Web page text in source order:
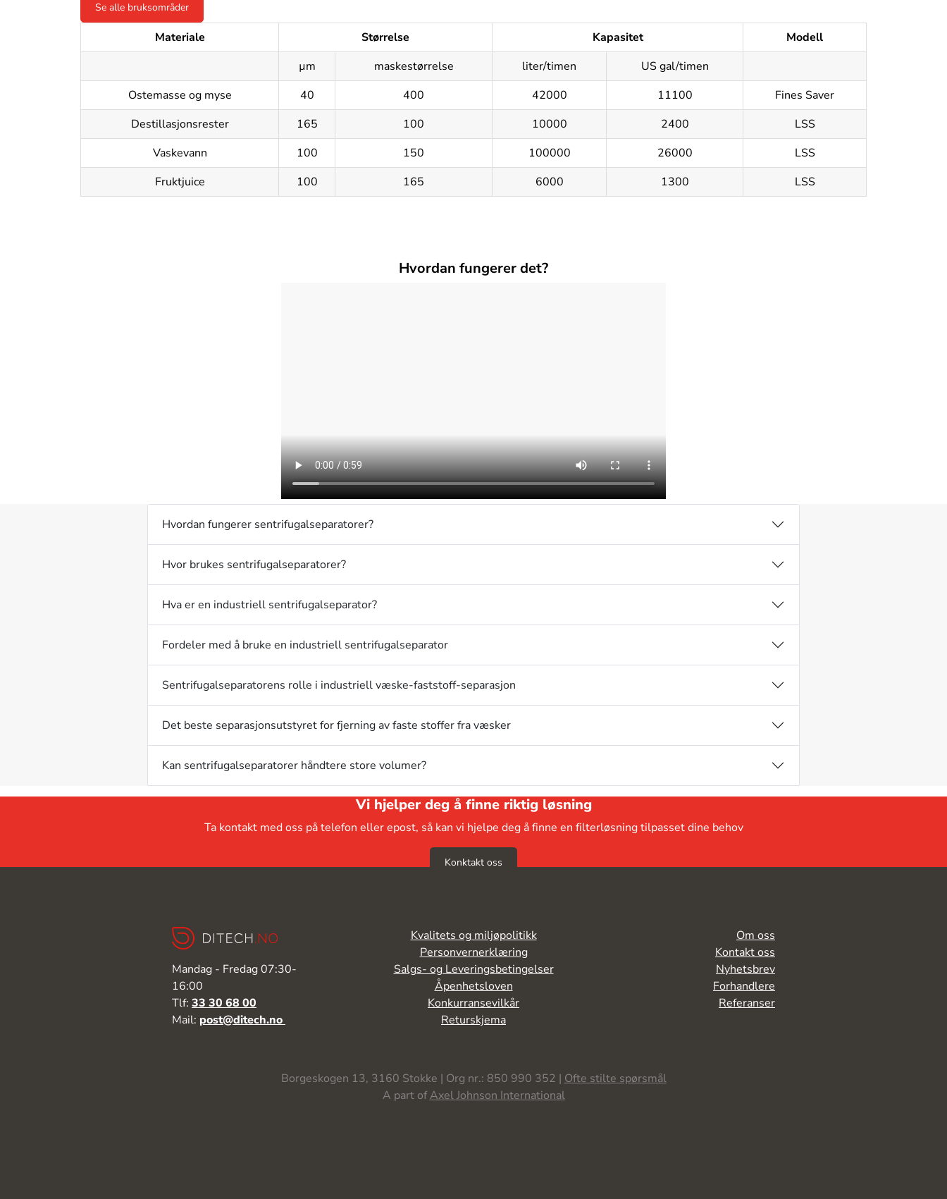
Se alle bruksområder
Materiale Størrelse Kapasitet
Modell
µm
maskestørrelse liter/timen
US gal/timen
Ostemasse og myse
40 400 42000 11100
Fines Saver
Destillasjonsrester
165 100 10000 2400
LSS
Vaskevann
100 150 100000 26000
LSS
Fruktjuice
100 165 6000 1300 LSS
Hvordan fungerer det?
Hvordan fungerer sentrifugalseparatorer?
Hvor brukes sentrifugalseparatorer?
Hva er en industriell sentrifugalseparator?
Fordeler med å bruke en industriell sentrifugalseparator
Sentrifugalseparatorens rolle i industriell væske-faststoff-separasjon
Det beste separasjonsutstyret for fjerning av faste stoffer fra væsker
Kan sentrifugalseparatorer håndtere store volumer?
Vi hjelper deg å finne riktig løsning
Ta kontakt med oss på telefon eller epost, så kan vi hjelpe deg å finne en filterløsning tilpasset dine behov
Konktakt oss
Mandag - Fredag 07:30-
16:00
Tlf: 33 30 68 00
Mail: post@ditech.no
Kvalitets og miljøpolitikk
Personvernerklæring
Salgs- og Leveringsbetingelser
Åpenhetsloven
Konkurransevilkår
Returskjema
Borgeskogen 13, 3160 Stokke | Org nr.: 850 990 352 | Ofte stilte spørsmål
A part ofAxel Johnson International
Om oss
Kontakt oss
Nyhetsbrev
Forhandlere
Referanser